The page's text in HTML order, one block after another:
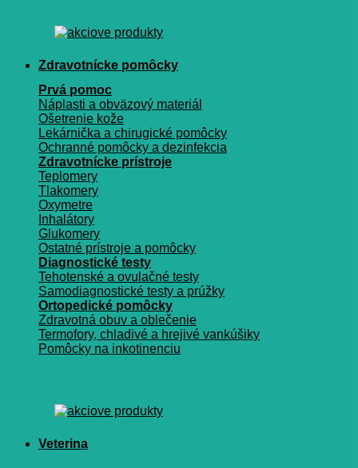
Zdravotnícke pomôcky
Prvá pomoc
Náplasti a obväzový materiál
Ošetrenie kože
Lekárnička a chirugické pomôcky
Ochranné pomôcky a dezinfekcia
Zdravotnícke prístroje
Teplomery
Tlakomery
Oxymetre
Inhalátory
Glukomery
Ostatné prístroje a pomôcky
Diagnostické testy
Tehotenské a ovulačné testy
Samodiagnostické testy a prúžky
Ortopedické pomôcky
Zdravotná obuv a oblečenie
Termofory, chladivé a hrejivé vankúšiky
Pomôcky na inkotinenciu
Veterina